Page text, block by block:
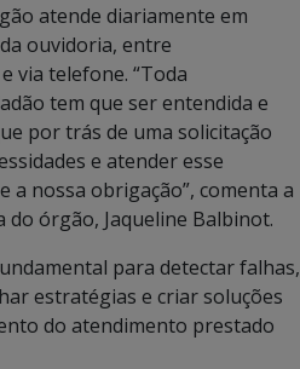
atende diariamente em
ouvidoria, entre
via telefone. “Toda
tem que ser entendida e
por trás de uma solicitação
e atender esse
a nossa obrigação”, comenta a
órgão, Jaqueline Balbinot.
para detectar falhas,
estratégias e criar soluções
do atendimento prestado